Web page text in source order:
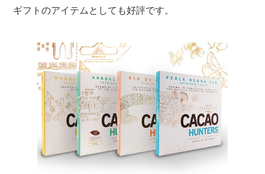
ギフトのアイテムとしても好評です。